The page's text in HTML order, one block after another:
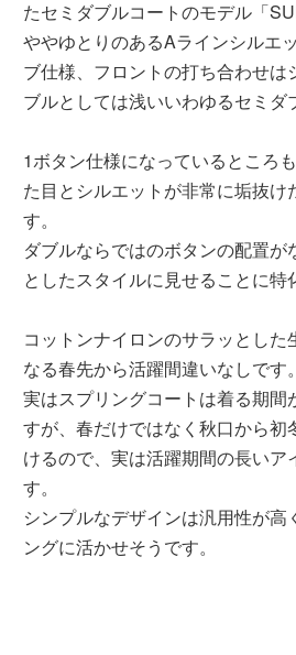
たセミダブルコートのモデル「
ややゆとりのあるAラインシルエ
ブ仕様、フロントの打ち合わせは
ブルとしては浅いいわゆるセミダ
1ボタン仕様になっているところ
た目とシルエットが非常に垢抜け
す。
ダブルならではのボタンの配置が
としたスタイルに見せることに特
コットンナイロンのサラッとした
なる春先から活躍間違いなしです。
実はスプリングコートは着る期間
すが、春だけではなく秋口から初
けるので、実は活躍期間の長いア
す。
シンプルなデザインは汎用性が高
ングに活かせそうです。